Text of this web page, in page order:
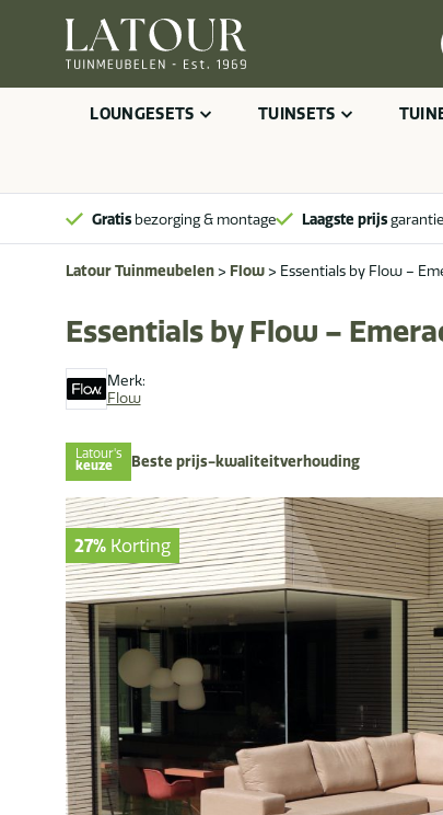
LOUNGESETS TUINSETS
Gratis bezorging & montage Laagste prijsgarantie
Latour Tuinmeubelen> Flow> Essentials by Flow –
Merk:
Flow
Essentials by Flow –
Latour's
keuze Beste prijs-kwaliteitverhouding
27% Korting